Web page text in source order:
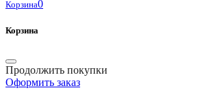
Корзина0
Корзина
Продолжить покупки
Оформить заказ